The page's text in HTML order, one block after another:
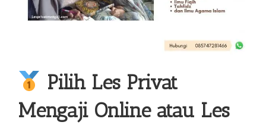
Pilih Les Privat
Mengaji Online atau Les